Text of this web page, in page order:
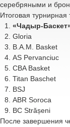
серебряными и
Итоговая
«Чадыр-
Gloria
B.A.M. Basket
AS Pervanciuc
CBA Basket
Titan Baschet
BSJ
ABR Soroca
BC Strășeni
После завершения